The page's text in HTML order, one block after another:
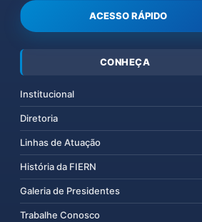
ACESSO RÁPIDO
CONHEÇA
Institucional
Diretoria
Linhas de Atuação
História da FIERN
Galeria de Presidentes
Trabalhe Conosco